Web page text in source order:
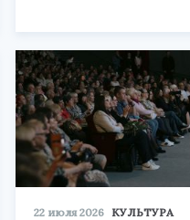
22 июля 2026 КУЛЬТУРА